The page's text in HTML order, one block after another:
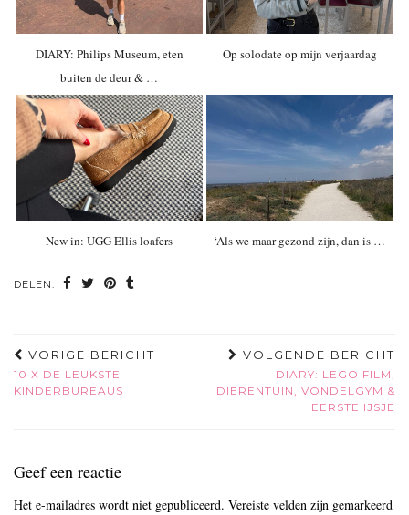
DIARY: Philips Museum, eten
buiten de deur & …
Op solodate op mijn verjaardag
New in: UGG Ellis loafers ‘Als we maar gezond zijn, dan is …
DELEN:
VORIGE BERICHT
10 X DE LEUKSTE
KINDERBUREAUS
VOLGENDE BERICHT
DIARY: LEGO FILM,
DIERENTUIN, VONDELGYM &
EERSTE IJSJE
Geef een reactie
Het e-mailadres wordt niet gepubliceerd. Vereiste velden zijn gemarkeerd